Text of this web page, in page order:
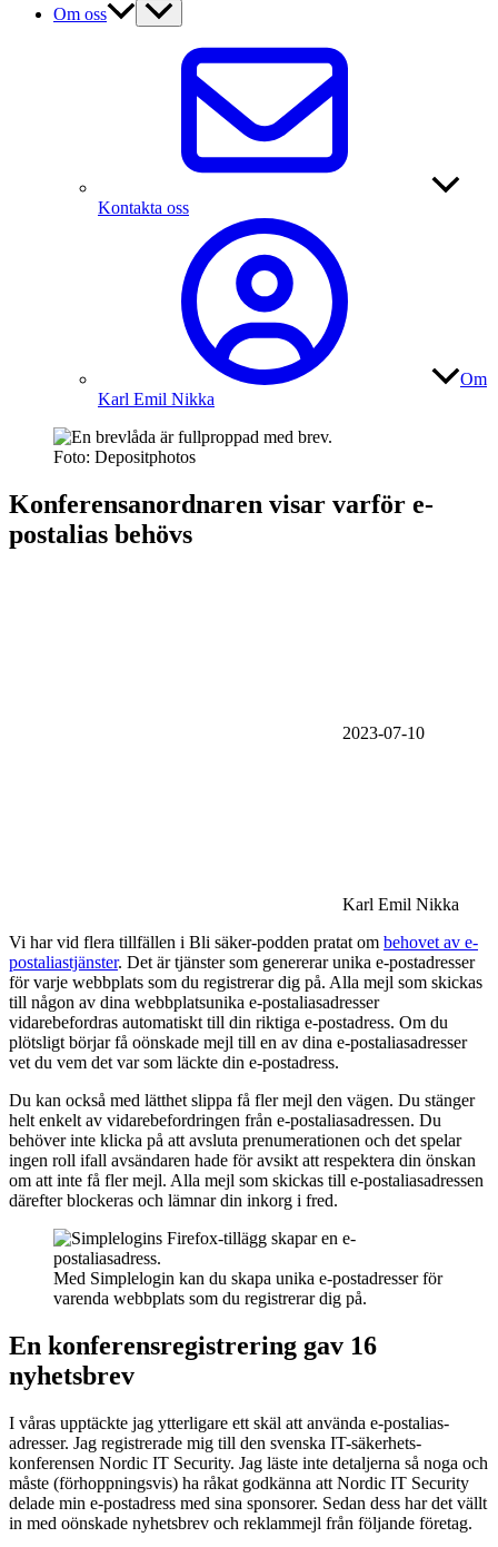
Om oss
Kontakta oss
Om
Karl Emil Nikka
Foto: Depositphotos
Konferens­anordnaren visar varför e-
postalias behövs
2023-07-10
Karl Emil Nikka
Vi har vid flera tillfällen i Bli säker-podden pratat om behovet av e-
postalias­tjänster. Det är tjänster som genererar unika e-postadresser
för varje webbplats som du registrerar dig på. Alla mejl som skickas
till någon av dina webbplats­unika e-postalias­adresser
vidarebefordras automatiskt till din riktiga e-postadress. Om du
plötsligt börjar få oönskade mejl till en av dina e-postalias­adresser
vet du vem det var som läckte din e-postadress.
Du kan också med lätthet slippa få fler mejl den vägen. Du stänger
helt enkelt av vidare­befordringen från e-postalias­adressen. Du
behöver inte klicka på att avsluta prenumerationen och det spelar
ingen roll ifall avsändaren hade för avsikt att respektera din önskan
om att inte få fler mejl. Alla mejl som skickas till e-postalias­adressen
därefter blockeras och lämnar din inkorg i fred.
Med Simplelogin kan du skapa unika e-postadresser för
varenda webbplats som du registrerar dig på.
En konferens­registrering gav 16
nyhetsbrev
I våras upptäckte jag ytterligare ett skäl att använda e-postalias­
adresser. Jag registrerade mig till den svenska IT-säkerhets­
konferensen Nordic IT Security. Jag läste inte detaljerna så noga och
måste (förhoppningsvis) ha råkat godkänna att Nordic IT Security
delade min e-postadress med sina sponsorer. Sedan dess har det vällt
in med oönskade nyhetsbrev och reklammejl från följande företag.